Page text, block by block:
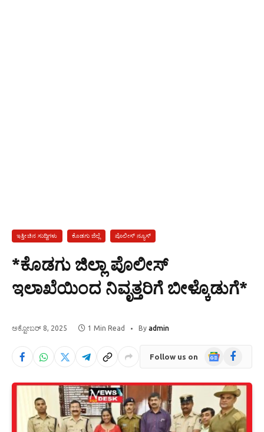
ಇತ್ತೀಚಿನ ಸುದ್ದಿಗಳು ಕೊಡಗು ಜಿಲ್ಲೆ ಪೊಲೀಸ್ ನ್ಯೂಸ್
*ಕೊಡಗು ಜಿಲ್ಲಾ ಪೊಲೀಸ್
ಇಲಾಖೆಯಿಂದ ನಿವೃತ್ತರಿಗೆ ಬೀಳ್ಕೊಡುಗೆ*
ಅಕ್ಟೋಬರ್ 8, 2025 1 Min Read By admin
Follow us on
GoogleFacebook